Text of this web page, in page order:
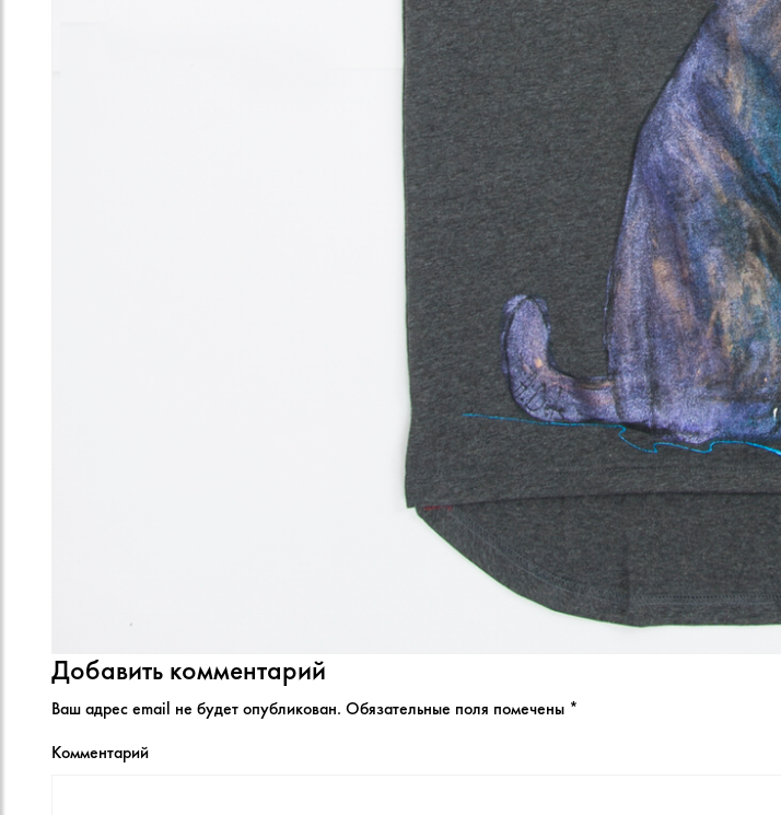
Добавить комментарий
Ваш адрес email не будет опубликован. Обязательные поля помечены *
Комментарий